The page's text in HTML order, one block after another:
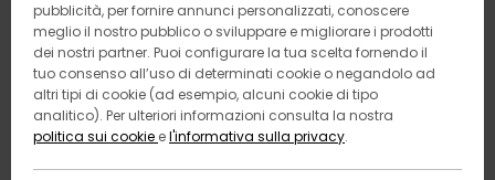
pubblicità, per fornire annunci personalizzati, conoscere
meglio il nostro pubblico o sviluppare e migliorare i prodotti
dei nostri partner. Puoi configurare la tua scelta fornendo il
tuo consenso all’uso di determinati cookie o negandolo ad
altri tipi di cookie (ad esempio, alcuni cookie di tipo
analitico). Per ulteriori informazioni consulta la nostra
politica sui cookie el'informativa sulla privacy.